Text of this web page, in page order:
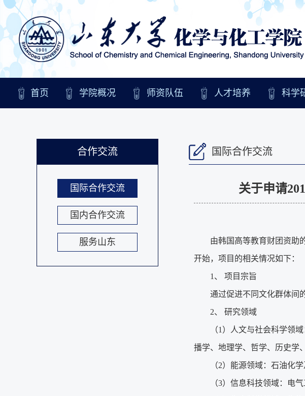
首页 学院概况 师资队伍 人才培养 科学
合作交流
国际合作交流
国内合作交流
服务山东
国际合作交流
关于申请
由韩国高等教育财团资助
开始，项目的相关情况如下：
1、 项目宗旨
通过促进不同文化群体间
2、 研究领域
（1）人文与社会科学领
播学、地理学、哲学、历史学
（2）能源领域：石油化学
（3）信息科技领域：电